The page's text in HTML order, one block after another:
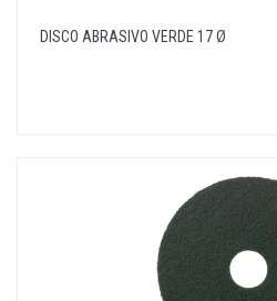
DISCO ABRASIVO VERDE 17 Ø